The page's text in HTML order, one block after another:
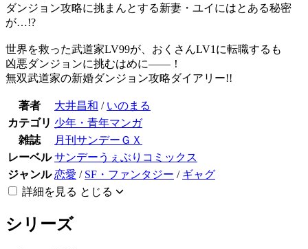
ダンジョン攻略に挑まんとする新妻・ユイにはとある秘密
が…!?
世界を救った武道家LV99が、おくさんLV1に転職するも
凶悪ダンジョンに挑むはめに――！
無双武道家の新婚ダンジョン攻略ダイアリー!!
著者 大井昌和 / いのまる
カテゴリ 少年・青年マンガ
雑誌
月刊サンデーＧＸ
レーベル サンデーうぇぶりコミックス
ジャンル 恋愛 / SF・ファンタジー / ギャグ
詳細を見る とじる
シリーズ